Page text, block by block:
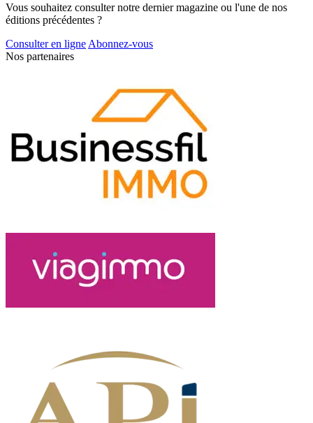
Vous souhaitez consulter notre dernier magazine ou l'une de nos
éditions précédentes ?
Consulter en ligne Abonnez-vous
Nos partenaires